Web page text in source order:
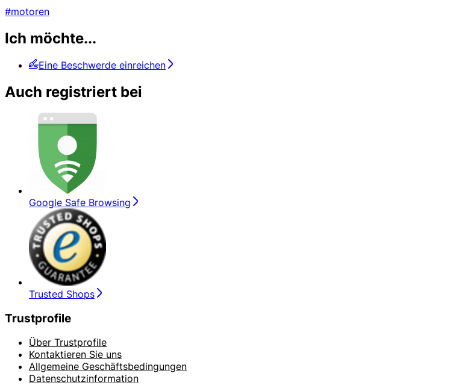
#motoren
Ich möchte...
Eine Beschwerde einreichen
Auch registriert bei
Google Safe Browsing
Trusted Shops
Trustprofile
Über Trustprofile
Kontaktieren Sie uns
Allgemeine Geschäftsbedingungen
Datenschutzinformation